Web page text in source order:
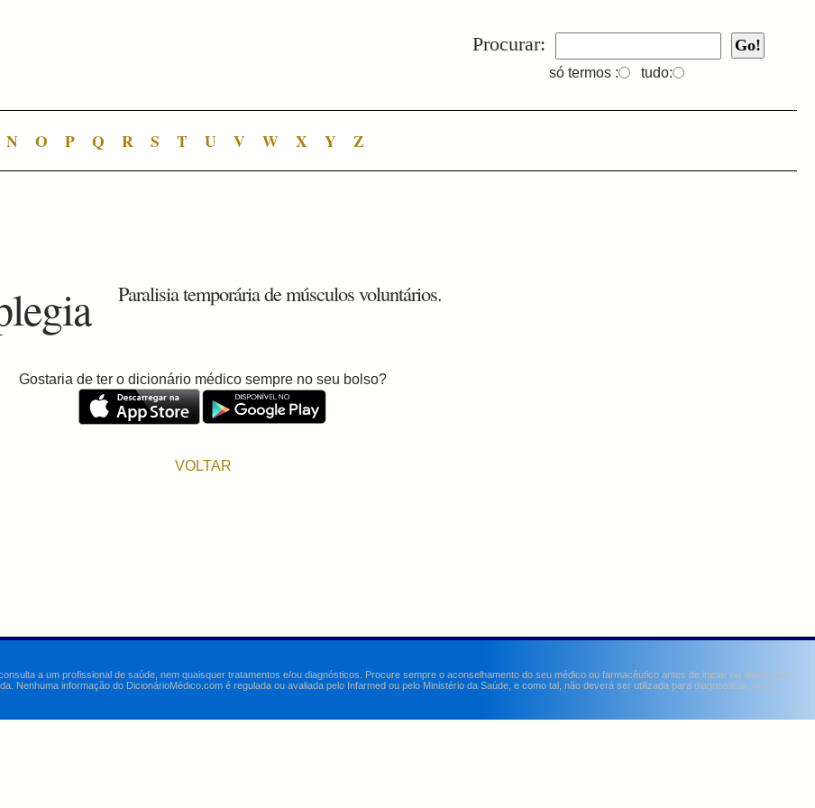
Procurar:
só termos : tudo:
N O P Q R S T U V W X Y Z
Paralisia temporária de músculos voluntários.
Gostaria de ter o dicionário médico sempre no seu bolso?
VOLTAR
a um profissional de saúde, nem quaisquer tratamentos e/ou diagnósticos. Procure sempre o aconselhamento do seu médico ou farmacêutico antes de iniciar ou alterar um
Nenhuma informação do DicionárioMédico.com é regulada ou avaliada pelo Infarmed ou pelo Ministério da Saúde, e como tal, não deverá ser utilizada para diagnosticar, curar,